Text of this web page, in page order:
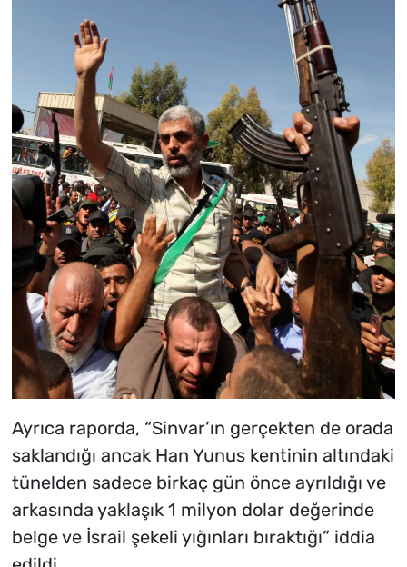
Ayrıca raporda, “Sinvar’ın gerçekten de orada
saklandığı ancak Han Yunus kentinin altındaki
tünelden sadece birkaç gün önce ayrıldığı ve
arkasında yaklaşık 1 milyon dolar değerinde
belge ve İsrail şekeli yığınları bıraktığı” iddia